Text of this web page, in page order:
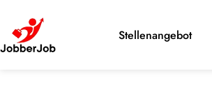
Stellenangebot